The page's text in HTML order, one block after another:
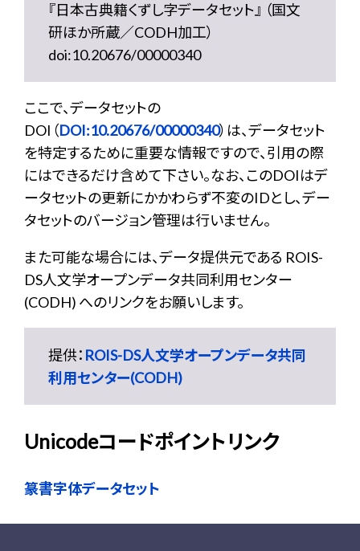
『日本古典籍くずし字データセット』 （国文
研ほか所蔵／CODH加工）
doi:10.20676/00000340
ここで、データセットの
DOI（DOI:10.20676/00000340）は、データセット
を特定するために重要な情報ですので、引用の際
にはできるだけ含めて下さい。なお、このDOIはデ
ータセットの更新にかかわらず不変のIDとし、デー
タセットのバージョン管理は行いません。
また可能な場合には、データ提供元である ROIS-
DS人文学オープンデータ共同利用センター
(CODH) へのリンクをお願いします。
提供： ROIS-DS人文学オープンデータ共同
利用センター(CODH)
Unicodeコードポイントリンク
篆書字体データセット